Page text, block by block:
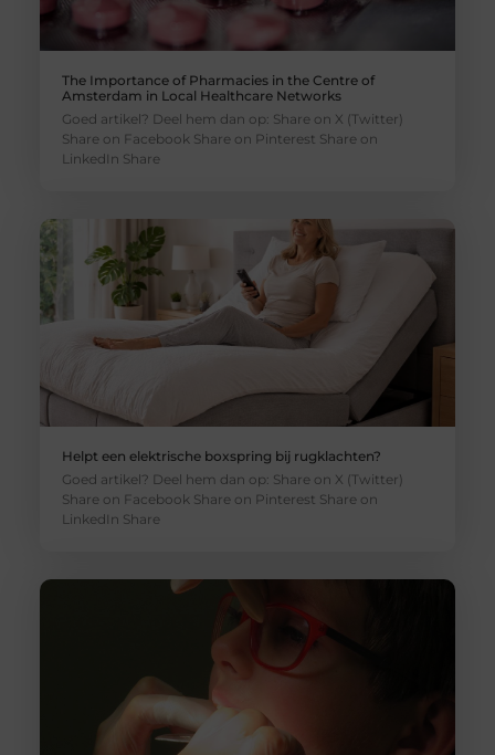
The Importance of Pharmacies in the Centre of
Amsterdam in Local Healthcare Networks
Goed artikel? Deel hem dan op: Share on X (Twitter)
Share on Facebook Share on Pinterest Share on
LinkedIn Share
Helpt een elektrische boxspring bij rugklachten?
Goed artikel? Deel hem dan op: Share on X (Twitter)
Share on Facebook Share on Pinterest Share on
LinkedIn Share